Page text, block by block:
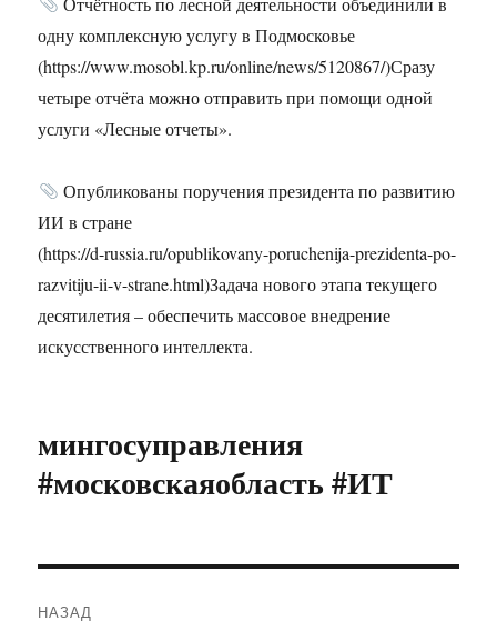
одну комплексную услугу в Подмосковье
(https://www.mosobl.kp.ru/online/news/5120867/)Сразу
четыре отчёта можно отправить при помощи одной
услуги «Лесные отчеты».
Опубликованы поручения президента по развитию
ИИ в стране
(https://d-russia.ru/opublikovany-poruchenija-prezidenta-po-
razvitiju-ii-v-strane.html)Задача нового этапа текущего
десятилетия – обеспечить массовое внедрение
искусственного интеллекта.
мингосуправления
#московскаяобласть #ИТ
НАЗАД